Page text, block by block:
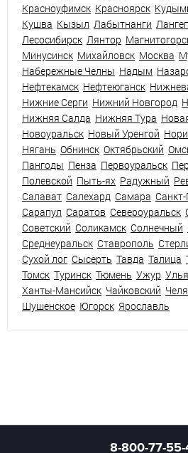
Красноуфимск Красноярск
Кушва Кызыл Лабытнанги
Лесосибирск Лянтор
Минусинск Михайловск Москва
Набережные Челны Надым
Нефтекамск Нефтеюганск
Нижние Серги Нижний Новгород
Нижняя Салда Нижняя Тура
Новоуральск Новый Уренгой
Нягань Обнинск Октябрьский
Пангоды Пенза Первоуральск
Полевской Пыть-ях Радужный
Салават Салехард Самара
Сарапул Саратов Североуральск
Советский Соликамск Солнечный
Среднеуральск Ставрополь
Сухой лог Сысерть Тавда Талица
Томск Туринск Тюмень Ужур
Ханты-Мансийск Чайковский
Шушенское Югорск Ярославль
8-800-77-